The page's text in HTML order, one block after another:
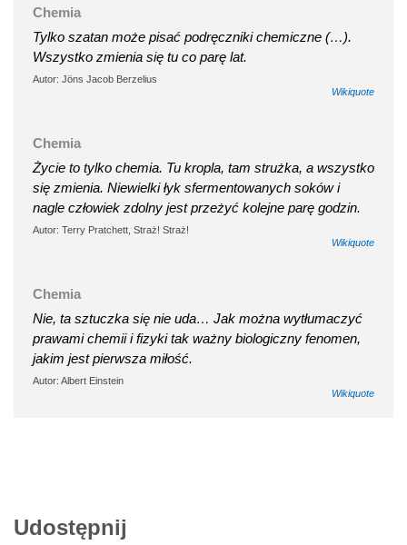
Chemia
Tylko szatan może pisać podręczniki chemiczne (…).
Wszystko zmienia się tu co parę lat.
Autor: Jöns Jacob Berzelius
Wikiquote
Chemia
Życie to tylko chemia. Tu kropla, tam strużka, a wszystko
się zmienia. Niewielki łyk sfermentowanych soków i
nagle człowiek zdolny jest przeżyć kolejne parę godzin.
Autor: Terry Pratchett, Straż! Straż!
Wikiquote
Chemia
Nie, ta sztuczka się nie uda… Jak można wytłumaczyć
prawami chemii i fizyki tak ważny biologiczny fenomen,
jakim jest pierwsza miłość.
Autor: Albert Einstein
Wikiquote
Udostępnij